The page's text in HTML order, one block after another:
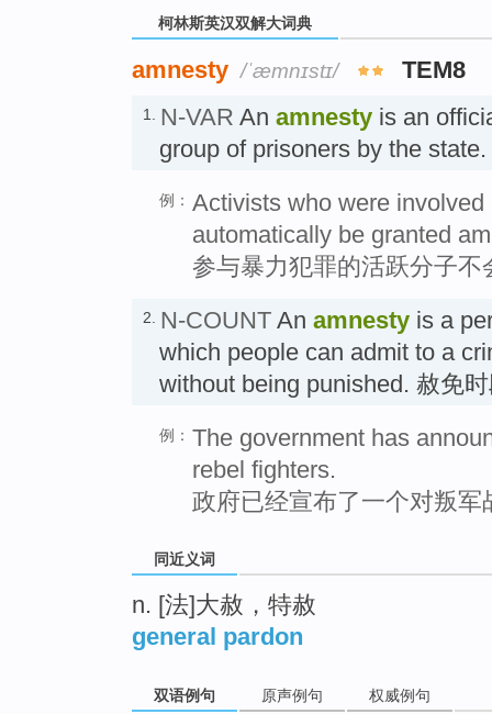
柯林斯英汉双解大词典
amnesty /ˈæmnɪstɪ/ TEM8
1. N-VAR An amnesty is an
group of prisoners by the
例： Activists who were
automatically be granted
参与暴力犯罪的活跃分子
2. N-COUNT An amnesty is a
which people can admit to a
without being punished. 赦免
例： The government has
rebel fighters.
政府已经宣布了一个对叛
同近义词
n. [法]大赦，特赦
general pardon
双语例句 原声例句 权威例句